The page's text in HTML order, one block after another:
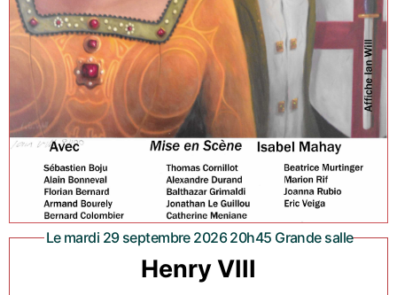
Le mardi 29 septembre 2026 20h45 Grande salle
Henry VIII